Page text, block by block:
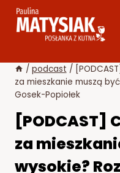
Przejdź
/ podcast /
za mieszkanie muszą
Gosek-Popiołek
[PODCAST]
za
wysokie?